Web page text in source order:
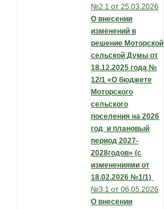
№2.1 от 25.03.2026
О внесении
изменений в
решение Моторской
сельской Думыот
18.12.2025 года №
12/1«О бюджете
Моторского
сельского
поселения на 2026
год и плановый
период 2027-
2028годов» (с
изменениями от
18.02.2026 №1/1)
№3.1 от 06.05.2026
О внесении